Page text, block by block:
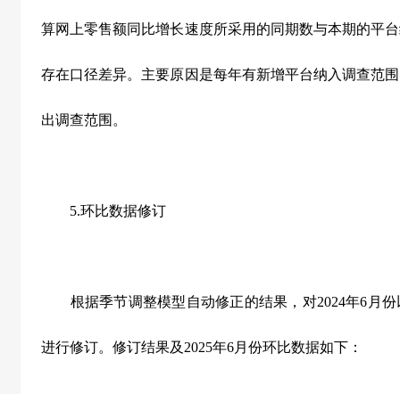
算网上零售额同比增长速度所采用的同期数与本期的平
存在口径差异。主要原因是每年有新增平台纳入调查范
出调查范围。
5.环比数据修订
根据季节调整模型自动修正的结果，对2024年6 月
进行修订。修订结果及 2025年6月份环比数据如下：